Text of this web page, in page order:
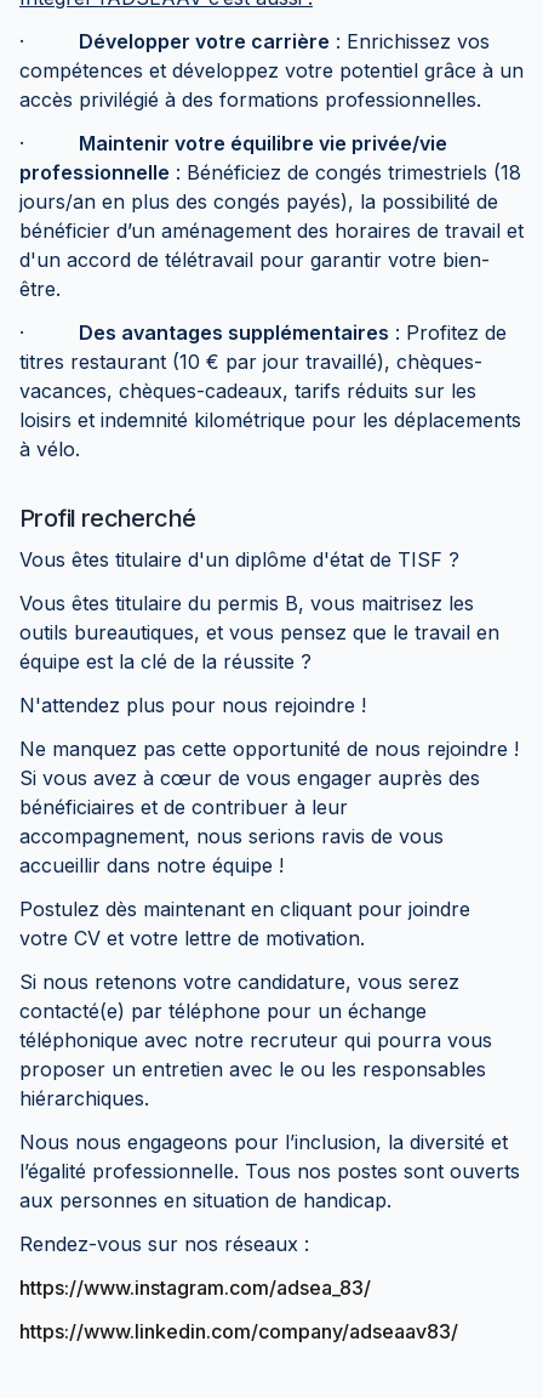
· Développer votre carrière : Enrichissez vos
compétences et développez votre potentiel grâce à un
accès privilégié à des formations professionnelles.
· Maintenir votre équilibre vie privée/vie
professionnelle : Bénéficiez de congés trimestriels (18
jours/an en plus des congés payés), la possibilité de
bénéficier d’un aménagement des horaires de travail et
d'un accord de télétravail pour garantir votre bien-
être.
· Des avantages supplémentaires : Profitez de
titres restaurant (10 € par jour travaillé), chèques-
vacances, chèques-cadeaux, tarifs réduits sur les
loisirs et indemnité kilométrique pour les déplacements
à vélo.
Profil recherché
Vous êtes titulaire d'un diplôme d'état de TISF ?
Vous êtes titulaire du permis B, vous maitrisez les
outils bureautiques, et vous pensez que le travail en
équipe est la clé de la réussite ?
N'attendez plus pour nous rejoindre !
Ne manquez pas cette opportunité de nous rejoindre !
Si vous avez à cœur de vous engager auprès des
bénéficiaires et de contribuer à leur
accompagnement, nous serions ravis de vous
accueillir dans notre équipe !
Postulez dès maintenant en cliquant pour joindre
votre CV et votre lettre de motivation.
Si nous retenons votre candidature, vous serez
contacté(e) par téléphone pour un échange
téléphonique avec notre recruteur qui pourra vous
proposer un entretien avec le ou les responsables
hiérarchiques.
Nous nous engageons pour l’inclusion, la diversité et
l’égalité professionnelle. Tous nos postes sont ouverts
aux personnes en situation de handicap.
Rendez-vous sur nos réseaux :
https://www.instagram.com/adsea_83/
https://www.linkedin.com/company/adseaav83/